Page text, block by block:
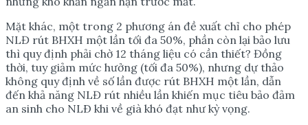
Mặt khác, một trong 2 phương án đề xuất chỉ cho phép
NLĐ rút BHXH một lần tối đa 50%, phần còn lại bảo lưu
thì quy định phải chờ 12 tháng liệu có cần thiết? Đồng
thời, tuy giảm mức hưởng (tối đa 50%), nhưng dự thảo
không quy định về số lần được rút BHXH một lần, dẫn
đến khả năng NLĐ rút nhiều lần khiến mục tiêu bảo đảm
an sinh cho NLÐ khi về già khó đạt như kỳ vọng.